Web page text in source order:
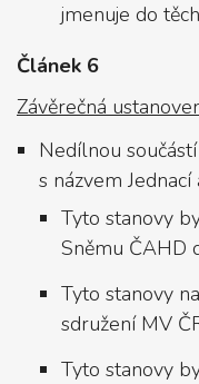
jmenuje do
Článek 6
Závěrečná
Nedílnou
s názvem
Tyto stanovy
Sněmu ČAHD
Tyto stanovy
sdružení MV
Tyto stanovy